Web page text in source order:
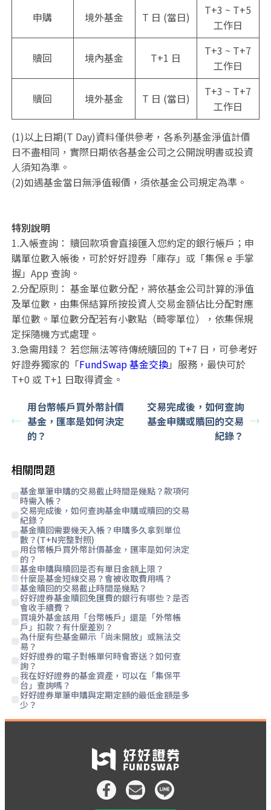
申購 境外基金 T 日 (當日)
T+3 ~ T+5
工作日
贖回 境內基金 T+1 日
T+3 ~ T+7
工作日
贖回 境外基金 T 日 (當日)
T+3 ~ T+7
工作日
(1)以上日期(T Day)資料僅供參考，各系列基金淨值計價
日不盡相同，實際日期依各基金公司之公開說明書或投資
人須知為準。
(2)如遇基金當日無淨值報價，須依基金公司規定為準。
特別說明
1.入帳查詢： 贖回款項會直接匯入您約定的銀行帳戶；申
購單位數入帳後，可於好好證券「庫存」或「集保 e 手掌
握」App 查詢。
2.分配原則： 基金單位數分配，將依基金公司計算的淨值
及單位數，由集保結算所按投資人交易金額佔比分配對應
單位數。單位數分配若有小數點（畸零單位），依集保規
定採隨機方式處理。
3.急需用錢？ 若您無法等待傳統贖回的 T+7 日，可參考好
好證券獨家的「FundSwap 基金交換」服務，最快可於
T+0 或 T+1 日取得資金。
用台幣帳戶買外幣計價
基金，匯率是如何決定
的？
交易完成後，如何查詢
基金申購或贖回的交易
紀錄？
相關問題
基金單筆申購的交易截止時間是幾點？款項何
時需入帳？
交易完成後，如何查詢基金申購或贖回的交易
紀錄？
基金贖回需要幾天入帳？申購多久拿到單位
數？(T+N完整對照)
用台幣帳戶買外幣計價基金，匯率是如何決定
的？
基金申購與贖回是否有單日金額上限？
什麼是基金短線交易？會被收取費用嗎？
基金贖回的交易截止時間是幾點？
好好證券基金贖回免匯費的銀行有哪些？是否
會收手續費？
買境外基金該用「台幣帳戶」還是「外幣帳
戶」扣款？有什麼差別？
為什麼有些基金顯示「尚未開放」或無法交
易？
好好證券的電子對帳單何時會寄送？如何查
詢？
我在好好證券的基金資產，可以在「集保平
台」查詢嗎？
好好證券單筆申購與定期定額的最低金額是多
少？